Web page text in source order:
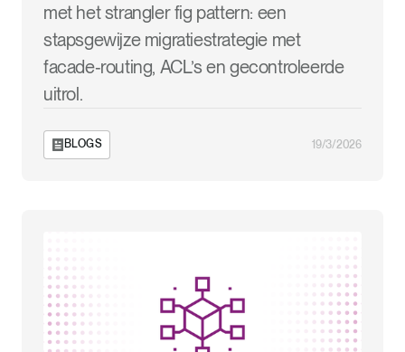
met het strangler fig pattern: een
stapsgewijze migratiestrategie met
facade‑routing, ACL’s en gecontroleerde
uitrol.
BLOGS 19/3/2026